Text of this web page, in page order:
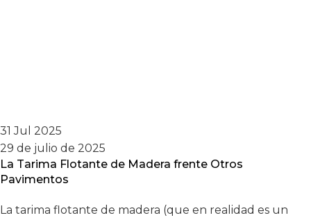
31 Jul 2025
29 de julio de 2025
La Tarima Flotante de Madera frente Otros
Pavimentos
La tarima flotante de madera (que en realidad es un